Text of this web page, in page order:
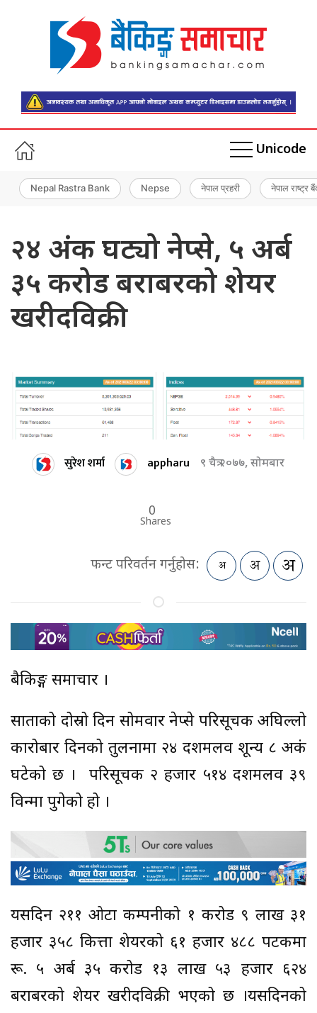
Unicode
Nepal Rastra Bank Nepse नेपाल प्रहरी नेपाल राष्ट्र
२४ अंक घट्यो नेप्से, ५ अर्ब
३५ करोड बराबरको शेयर
खरीदविक्री
सुरेश शर्मा appharu ९ चैत्र २०७७, सोमबार
0
Shares
फन्ट परिवर्तन गर्नुहोस:
बैकिङ्ग समाचार ।
साताको दोस्रो दिन सोमवार नेप्से परिसूचक अघिल्लो
कारोबार दिनको तुलनामा २४ दशमलव शून्य ८ अकं
घटेको छ । परिसूचक २ हजार ५१४ दशमलव ३९
विन्दुमा पुगेको हो ।
यसदिन २११ ओटा कम्पनीको १ करोड ९ लाख ३१
हजार ३५८ कित्ता शेयरको ६१ हजार ४८८ पटकमा
रू. ५ अर्ब ३५ करोड १३ लाख ५३ हजार ६२४
बराबरको शेयर खरीदविक्री भएको छ ।यसदिनको